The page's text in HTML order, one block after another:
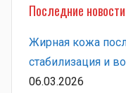
Последние новости
Жирная кожа
стабилизация и
06.03.2026